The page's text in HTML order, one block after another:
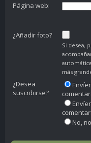
Página web:
¿Añadir foto?
Si desea,
más
¿Desea
suscribirse?
No,